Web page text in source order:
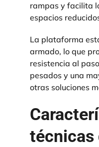
rampas y facilita
espacios
La plataforma
armado, lo que
resistencia al
pesados y una
otras soluciones
técnicas